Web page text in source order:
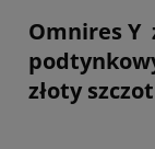
Omnires Y
złoty